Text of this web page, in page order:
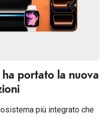
portato la nuova
più integrato che